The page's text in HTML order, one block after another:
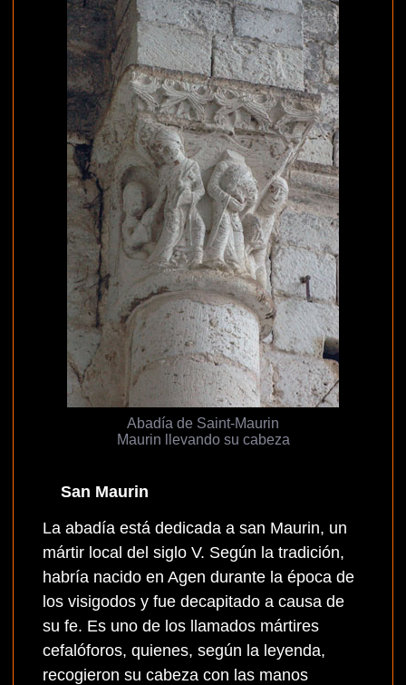
Abadía de Saint-Maurin
Maurin llevando su cabeza
San Maurin
La abadía está dedicada a san Maurin, un
mártir local del siglo V. Según la tradición,
habría nacido en Agen durante la época de
los visigodos y fue decapitado a causa de
su fe. Es uno de los llamados mártires
cefalóforos, quienes, según la leyenda,
recogieron su cabeza con las manos